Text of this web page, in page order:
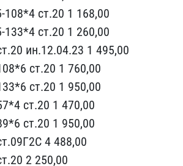
108*4 ст.20 1 1​68,00
13​3*4 ст.20 1 260,00
ин.12.04.​23 1 495,00
ст.20 1 760,00
ст.20​ 1 950,00
ст.20 1 470,00
ст.20 1 9​50,00
4 488,00
2 250,00